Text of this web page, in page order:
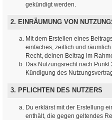
gekündigt werden.
2. EINRÄUMUNG VON
Mit dem Erstellen eines
einfaches, zeitlich und
Recht, deinen Beitrag im
Das Nutzungsrecht nach
Kündigung des
3. PFLICHTEN DES NUTZERS
Du erklärst mit der Erstellung
enthält, die gegen geltendes